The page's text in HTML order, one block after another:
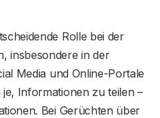
Rolle bei der
insbesondere in der
Media und Online-Portale
Informationen zu teilen –
Bei Gerüchten über